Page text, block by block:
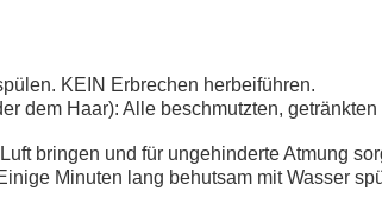
KEIN Erbrechen herbeiführen.
dem Haar): Alle beschmutzten,
bringen und für ungehinderte Atmung
Minuten lang behutsam mit Wasser